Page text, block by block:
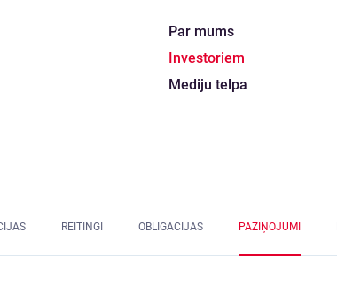
Par mums
Investoriem
Mediju telpa
REITINGI OBLIGĀCIJAS PAZIŅOJUMI